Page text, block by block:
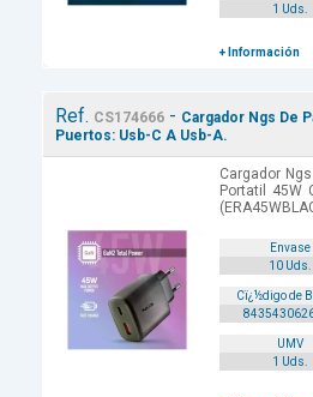
1 Uds.
+ Información
Ref. CS174666 - Cargador Ngs De
Puertos: Usb-C A Usb-A.
Cargador
Portatil 45W
Envase
10 Uds.
Cï¿½digo de
UMV
1 Uds.